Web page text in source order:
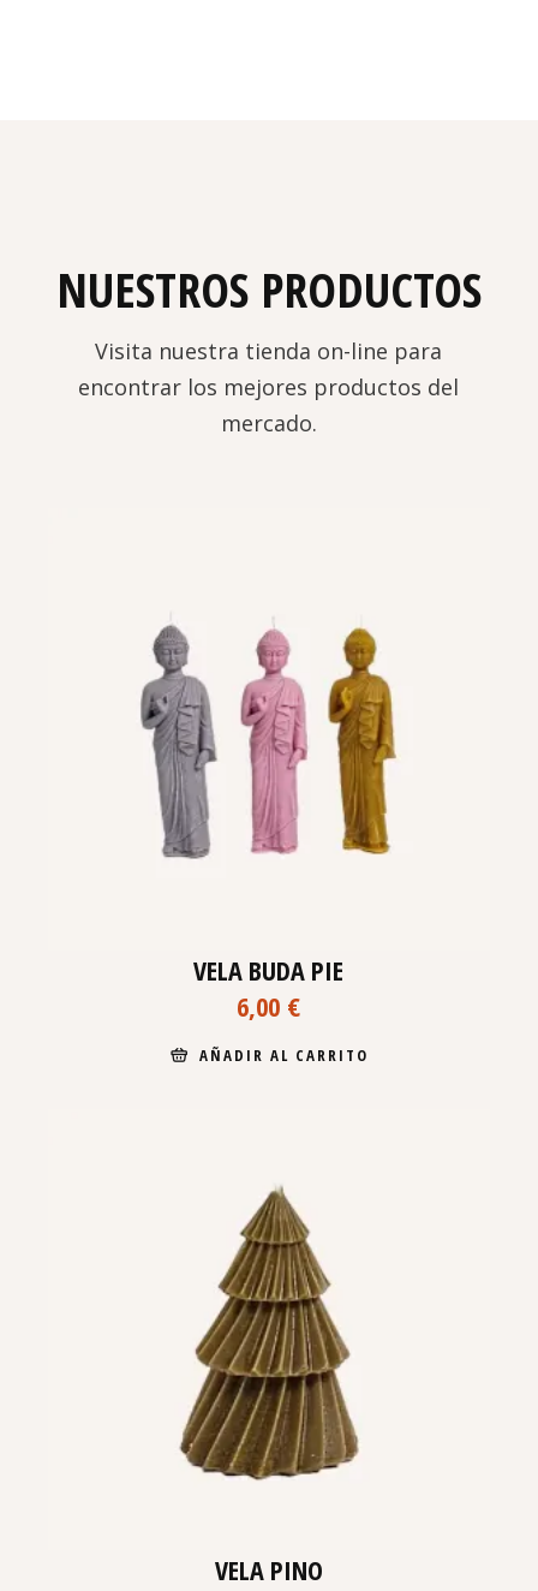
NUESTROS PRODUCTOS
Visita nuestra tienda on-line para
encontrar los mejores productos del
mercado.
VELA BUDA PIE
6,00 €
AÑADIR AL CARRITO
VELA PINO